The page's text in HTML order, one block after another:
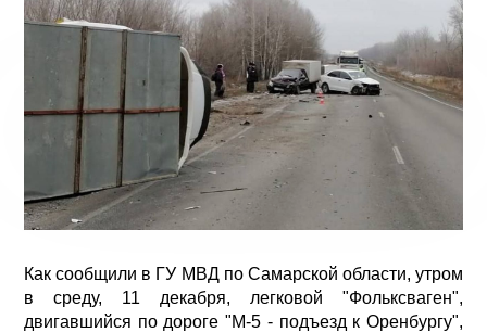
Как сообщили в ГУ МВД по Самарской области, утром
в среду, 11 декабря, легковой "Фольксваген",
двигавшийся по дороге "М-5 - подъезд к Оренбургу",